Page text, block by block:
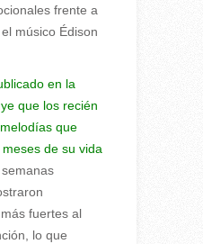
frente a
músico Édison
en la
que los recién
que
de su vida
fuertes al
lo que